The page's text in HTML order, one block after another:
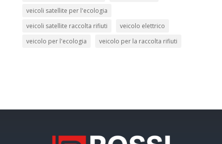
veicoli satellite per l'ecologia
veicoli satellite raccolta rifiuti
veicolo elettrico
veicolo per l'ecologia
veicolo per la raccolta rifiuti